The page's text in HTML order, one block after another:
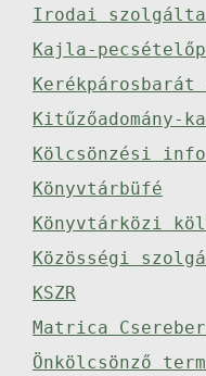
Irodai
Kajla-
Kitűzőadomány-
Kölcsönzési
Könyvtárbüfé
Könyvtárközi
Közösségi
KSZR
Matrica
Önkölcsönző